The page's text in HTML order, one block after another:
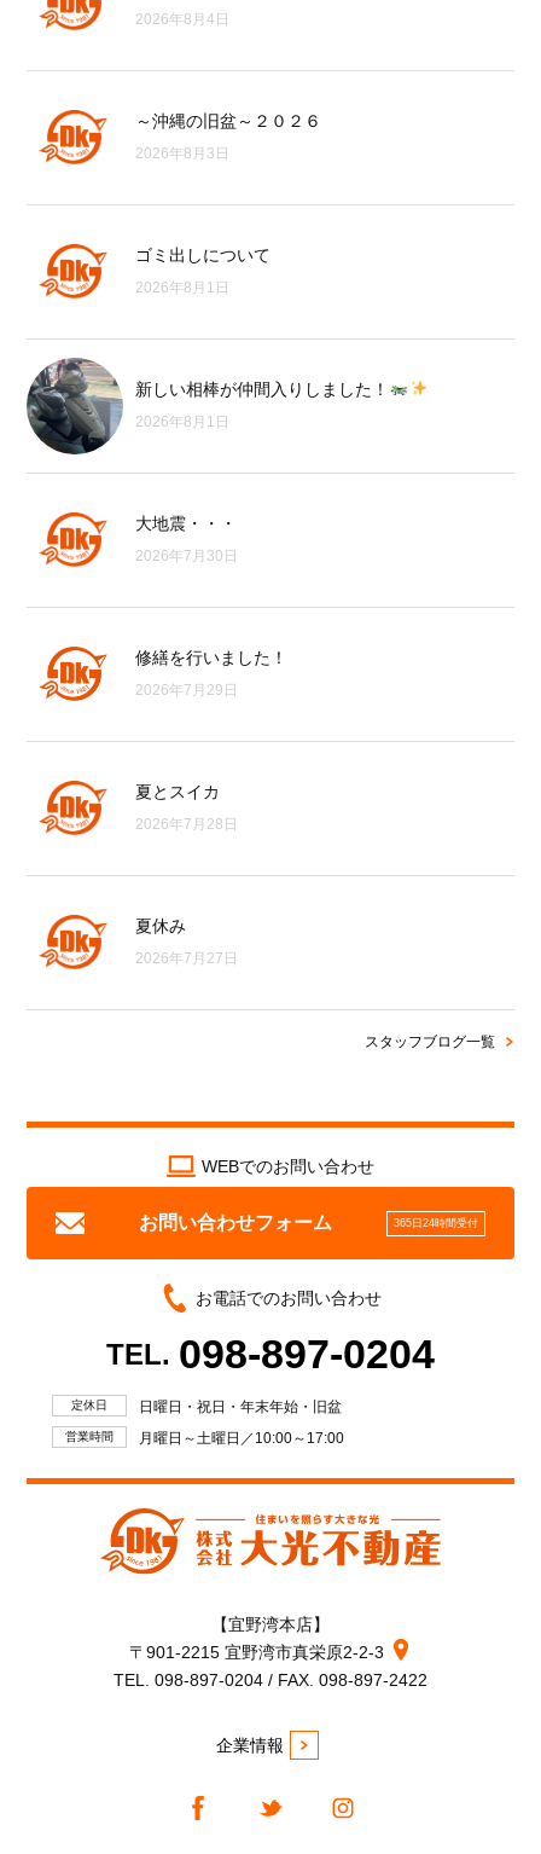
2026年8月4日
～沖縄の旧盆～２０２６
2026年8月3日
ゴミ出しについて
2026年8月1日
新しい相棒が仲間入りしました！
2026年8月1日
大地震・・・
2026年7月30日
修繕を行いました！
2026年7月29日
夏とスイカ
2026年7月28日
夏休み
2026年7月27日
スタッフブログ一覧
WEBでのお問い合わせ
お問い合わせフォーム 365日24時間受付
お電話でのお問い合わせ
TEL. 098-897-0204
定休日 日曜日・祝日・年末年始・旧盆
営業時間 月曜日～土曜日／10:00～17:00
【宜野湾本店】
〒901-2215 宜野湾市真栄原2-2-3
TEL. 098-897-0204 / FAX. 098-897-2422
企業情報